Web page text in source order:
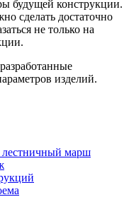
будущей конструкции.
сделать достаточно
не только на
изделий.
лестничный марш